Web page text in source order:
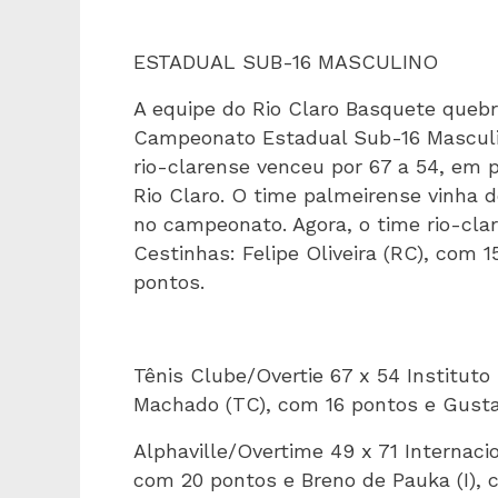
ESTADUAL SUB-16 MASCULINO
A equipe do Rio Claro Basquete
Campeonato Estadual Sub-16
rio-clarense venceu por 67 a 54, em
Rio Claro. O time palmeirense vinha
no campeonato. Agora, o time rio-
Cestinhas: Felipe Oliveira (RC), com
pontos.
Tênis Clube/Overtie 67 x 54
Machado (TC), com 16 pontos e
Alphaville/Overtime 49 x 71
com 20 pontos e Breno de Pauka (I),